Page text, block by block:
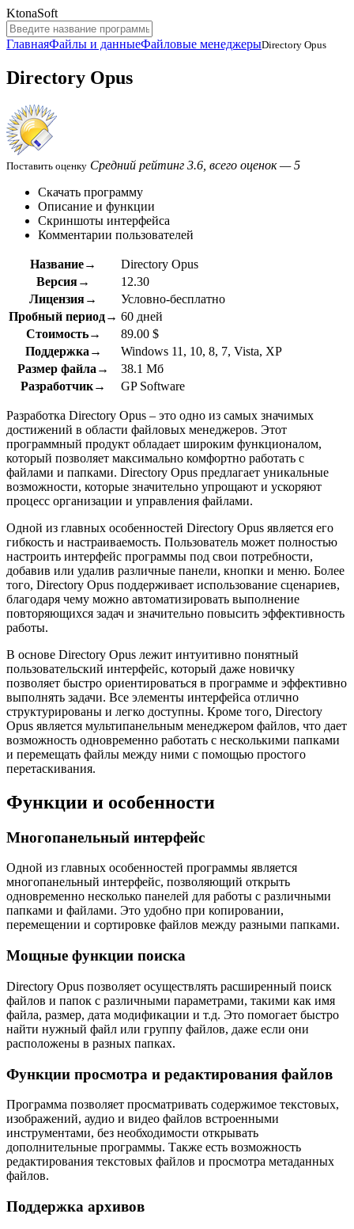
KtonaSoft
ГлавнаяФайлы и данныеФайловые менеджерыDirectory Opus
Directory Opus
Поставить оценку Средний рейтинг 3.6, всего оценок — 5
Скачать программу
Описание и функции
Скриншоты интерфейса
Комментарии пользователей
Название→
Directory Opus
Версия→
12.30
Лицензия→
Условно-бесплатно
Пробный период→ 60 дней
Стоимость→
89.00 $
Поддержка→
Windows 11, 10, 8, 7, Vista, XP
Размер файла→
38.1 Мб
Разработчик→
GP Software
Разработка Directory Opus – это одно из самых значимых
достижений в области файловых менеджеров. Этот
программный продукт обладает широким функционалом,
который позволяет максимально комфортно работать с
файлами и папками. Directory Opus предлагает уникальные
возможности, которые значительно упрощают и ускоряют
процесс организации и управления файлами.
Одной из главных особенностей Directory Opus является его
гибкость и настраиваемость. Пользователь может полностью
настроить интерфейс программы под свои потребности,
добавив или удалив различные панели, кнопки и меню. Более
того, Directory Opus поддерживает использование сценариев,
благодаря чему можно автоматизировать выполнение
повторяющихся задач и значительно повысить эффективность
работы.
В основе Directory Opus лежит интуитивно понятный
пользовательский интерфейс, который даже новичку
позволяет быстро ориентироваться в программе и эффективно
выполнять задачи. Все элементы интерфейса отлично
структурированы и легко доступны. Кроме того, Directory
Opus является мультипанельным менеджером файлов, что дает
возможность одновременно работать с несколькими папками
и перемещать файлы между ними с помощью простого
перетаскивания.
Функции и особенности
Многопанельный интерфейс
Одной из главных особенностей программы является
многопанельный интерфейс, позволяющий открыть
одновременно несколько панелей для работы с различными
папками и файлами. Это удобно при копировании,
перемещении и сортировке файлов между разными папками.
Мощные функции поиска
Directory Opus позволяет осуществлять расширенный поиск
файлов и папок с различными параметрами, такими как имя
файла, размер, дата модификации и т.д. Это помогает быстро
найти нужный файл или группу файлов, даже если они
расположены в разных папках.
Функции просмотра и редактирования файлов
Программа позволяет просматривать содержимое текстовых,
изображений, аудио и видео файлов встроенными
инструментами, без необходимости открывать
дополнительные программы. Также есть возможность
редактирования текстовых файлов и просмотра метаданных
файлов.
Поддержка архивов